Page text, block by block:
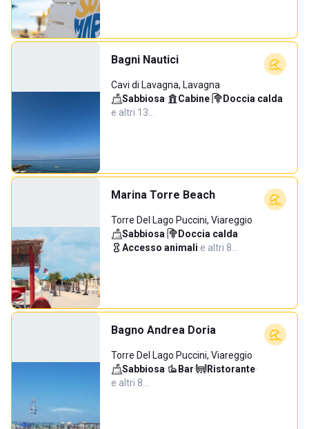
Bagni Nautici
Cavi di Lavagna, Lavagna
Sabbiosa· Cabine· Doccia calda·
e altri 13…
Marina Torre Beach
Torre Del Lago Puccini, Viareggio
Sabbiosa· Doccia calda·
Accesso animali·e altri 8…
Bagno Andrea Doria
Torre Del Lago Puccini, Viareggio
Sabbiosa· Bar· Ristorante·
e altri 8…